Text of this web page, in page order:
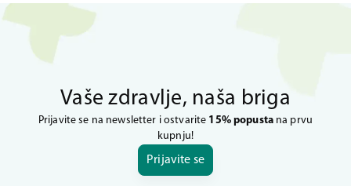
Vaše zdravlje, naša briga
Prijavite se na newsletter i ostvarite 15% popustana prvu
kupnju!
Prijavite se